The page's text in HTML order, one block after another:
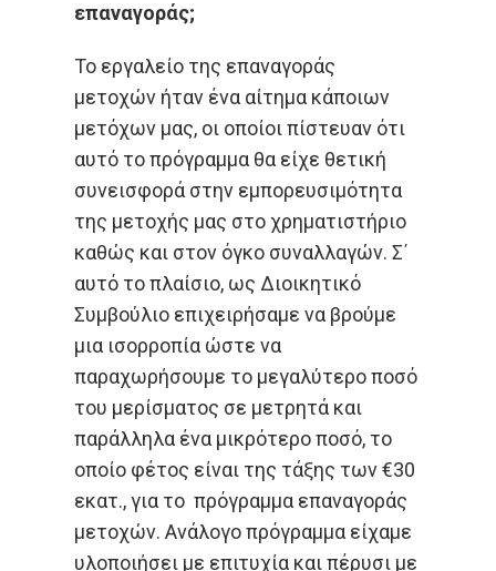
επαναγοράς;
Το εργαλείο της επαναγοράς
μετοχών ήταν ένα αίτημα κάποιων
μετόχων μας, οι οποίοι πίστευαν ότι
αυτό το πρόγραμμα θα είχε θετική
συνεισφορά στην εμπορευσιμότητα
της μετοχής μας στο χρηματιστήριο
καθώς και στον όγκο συναλλαγών. Σ΄
αυτό το πλαίσιο, ως Διοικητικό
Συμβούλιο επιχειρήσαμε να βρούμε
μια ισορροπία ώστε να
παραχωρήσουμε το μεγαλύτερο ποσό
του μερίσματος σε μετρητά και
παράλληλα ένα μικρότερο ποσό, το
οποίο φέτος είναι της τάξης των €30
εκατ., για το πρόγραμμα επαναγοράς
μετοχών. Ανάλογο πρόγραμμα είχαμε
υλοποιήσει με επιτυχία και πέρυσι με